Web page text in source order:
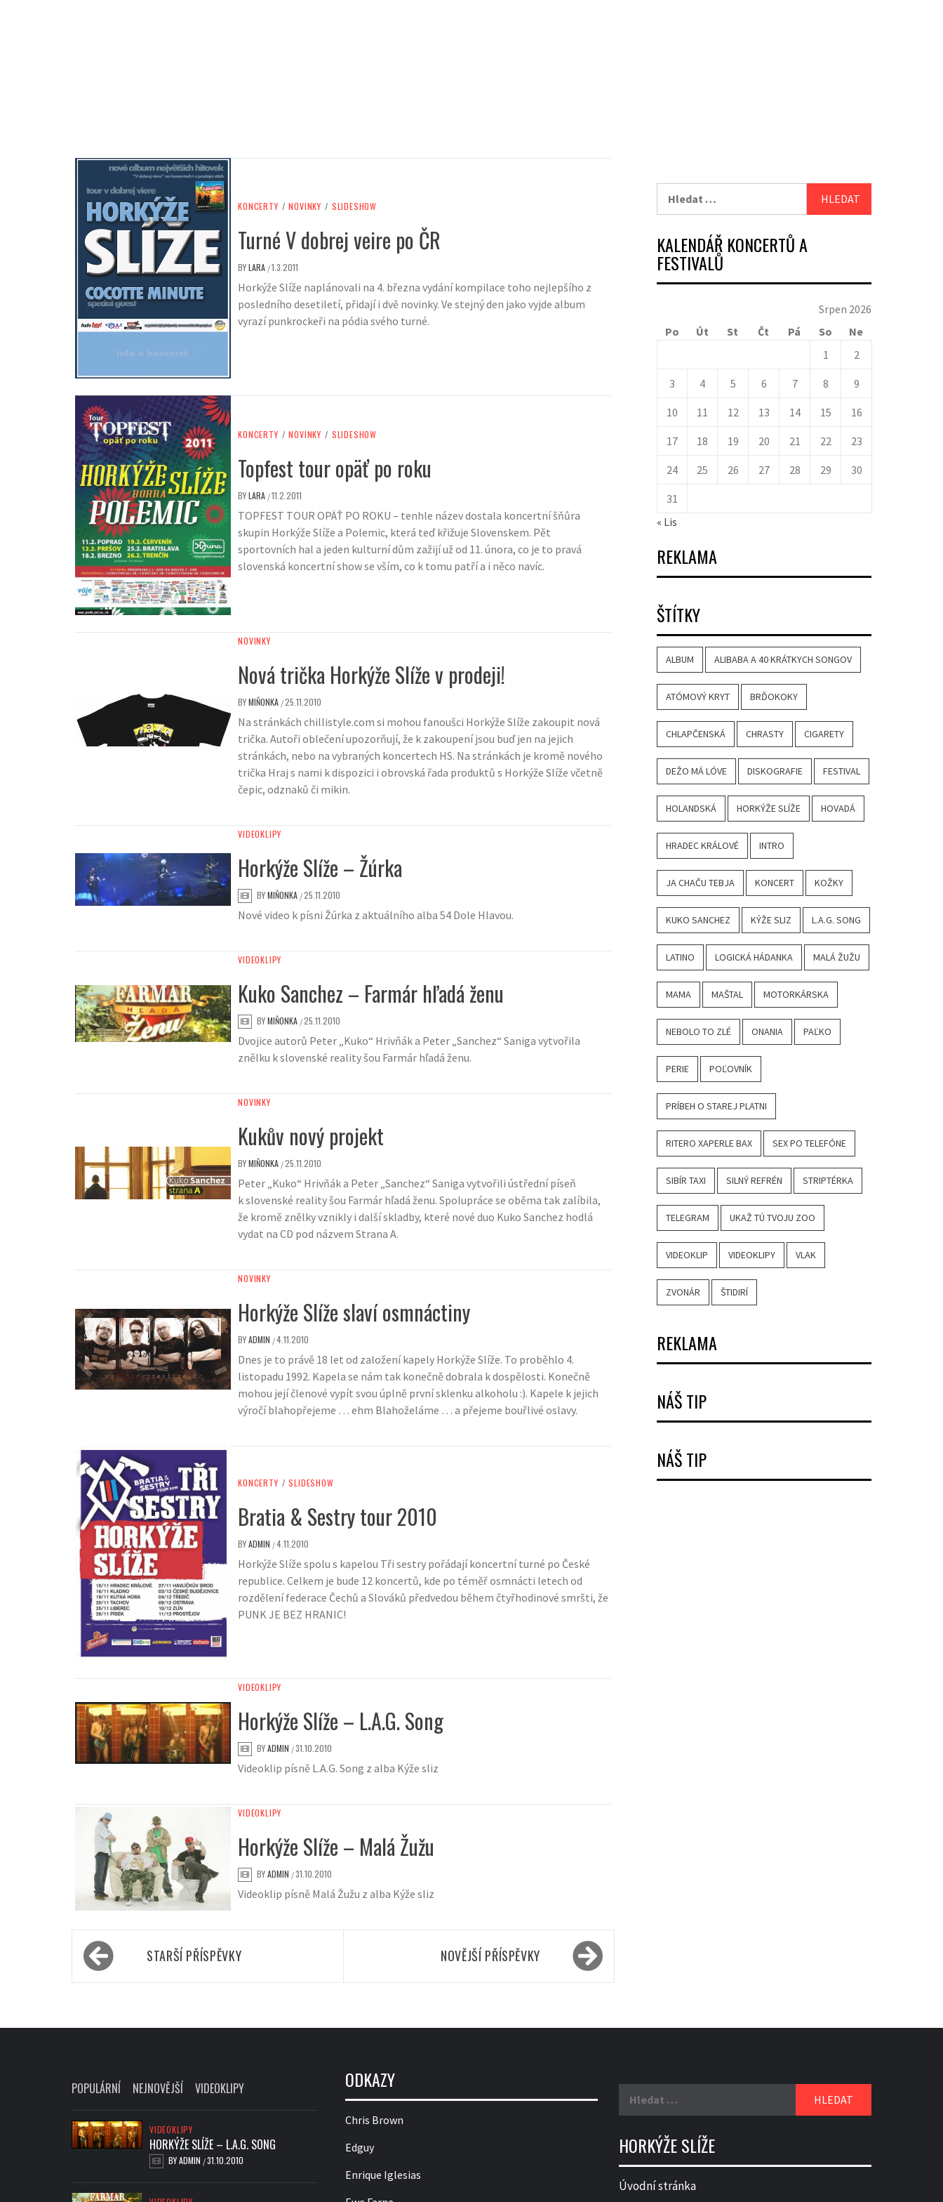
KONCERTY / NOVINKY / SLIDESHOW
Turné V dobrej veire po ČR
BYLARA /1.3.2011
Horkýže Slíže naplánovali na 4. března vydání kompilace toho nejlepšího z
posledního desetiletí, přidají i dvě novinky. Ve stejný den jako vyjde album
vyrazí punkrockeři na pódia svého turné.
KONCERTY / NOVINKY / SLIDESHOW
Topfest tour opäť po roku
BYLARA /11.2.2011
TOPFEST TOUR OPÄŤ PO ROKU – tenhle název dostala koncertní šňůra
skupin Horkýže Slíže a Polemic, která teď křižuje Slovenskem. Pět
sportovních hal a jeden kulturní dům zažijí už od 11. února, co je to pravá
slovenská koncertní show se vším, co k tomu patří a i něco navíc.
NOVINKY
Nová trička Horkýže Slíže v prodeji!
BYMIŇONKA /25.11.2010
Na stránkách chillistyle.com si mohou fanoušci Horkýže Slíže zakoupit nová
trička. Autoři oblečení upozorňují, že k zakoupení jsou buď jen na jejich
stránkách, nebo na vybraných koncertech HS. Na stránkách je kromě nového
trička Hraj s nami k dispozici i obrovská řada produktů s Horkýže Slíže včetně
čepic, odznaků či mikin.
VIDEOKLIPY
Horkýže Slíže – Žúrka
BYMIŇONKA /25.11.2010
Nové video k písni Žúrka z aktuálního alba 54 Dole Hlavou.
VIDEOKLIPY
Kuko Sanchez – Farmár hľadá ženu
BYMIŇONKA /25.11.2010
Dvojice autorů Peter „Kuko“ Hrivňák a Peter „Sanchez“ Saniga vytvořila
znělku k slovenské reality šou Farmár hľadá ženu.
NOVINKY
Kukův nový projekt
BYMIŇONKA /25.11.2010
Peter „Kuko“ Hrivňák a Peter „Sanchez“ Saniga vytvořili ústřední píseň
k slovenské reality šou Farmár hľadá ženu. Spolupráce se oběma tak zalíbila,
že kromě znělky vznikly i další skladby, které nové duo Kuko Sanchez hodlá
vydat na CD pod názvem Strana A.
NOVINKY
Horkýže Slíže slaví osmnáctiny
BYADMIN /4.11.2010
Dnes je to právě 18 let od založení kapely Horkýže Slíže. To proběhlo 4.
listopadu 1992. Kapela se nám tak konečně dobrala k dospělosti. Konečně
mohou její členové vypít svou úplně první sklenku alkoholu :). Kapele k jejich
výročí blahopřejeme … ehm Blahoželáme … a přejeme bouřlivé oslavy.
KONCERTY / SLIDESHOW
Bratia & Sestry tour 2010
BYADMIN /4.11.2010
Horkýže Slíže spolu s kapelou Tři sestry pořádají koncertní turné po České
republice. Celkem je bude 12 koncertů, kde po téměř osmnácti letech od
rozdělení federace Čechů a Slováků předvedou během čtyřhodinové smršti, že
PUNK JE BEZ HRANIC!
VIDEOKLIPY
Horkýže Slíže – L.A.G. Song
BYADMIN /31.10.2010
Videoklip písně L.A.G. Song z alba Kýže sliz
VIDEOKLIPY
Horkýže Slíže – Malá Žužu
BYADMIN /31.10.2010
Videoklip písně Malá Žužu z alba Kýže sliz
Navigace
pro STARŠÍ PŘÍSPĚVKY NOVĚJŠÍ PŘÍSPĚVKY
KALENDÁŘ KONCERTŮ A
FESTIVALŮ
Srpen 2026
Po
Út St Čt Pá So
Ne
1
2
3 4 5 6 7 8 9
10 11 12 13 14 15 16
17 18 19 20 21 22 23
24 25 26 27 28 29 30
31
« Lis
REKLAMA
ŠTÍTKY
ALBUM ALIBABA A 40 KRÁTKYCH SONGOV
ATÓMOVÝ KRYT BRĎOKOKY
CHLAPČENSKÁ CHRASTY CIGARETY
DEŽO MÁ LÓVE DISKOGRAFIE FESTIVAL
HOLANDSKÁ HORKÝŽE SLÍŽE HOVADÁ
HRADEC KRÁLOVÉ INTRO
JA CHAČU TEBJA KONCERT KOŽKY
KUKO SANCHEZ KÝŽE SLIZ L.A.G. SONG
LATINO LOGICKÁ HÁDANKA MALÁ ŽUŽU
MAMA MAŠTAL MOTORKÁRSKA
NEBOLO TO ZLÉ ONANIA PAĽKO
PERIE POĽOVNÍK
PRÍBEH O STAREJ PLATNI
RITERO XAPERLE BAX SEX PO TELEFÓNE
SIBÍR TAXI SILNÝ REFRÉN STRIPTÉRKA
TELEGRAM UKAŽ TÚ TVOJU ZOO
VIDEOKLIP VIDEOKLIPY VLAK
ZVONÁR ŠTIDIRÍ
REKLAMA
NÁŠ TIP
NÁŠ TIP
POPULÁRNÍ NEJNOVĚJŠÍ VIDEOKLIPY
VIDEOKLIPY
HORKÝŽE SLÍŽE – L.A.G. SONG
BYADMIN /31.10.2010
ODKAZY
Chris Brown
Edguy
Enrique Iglesias
HORKÝŽE SLÍŽE
Úvodní stránka